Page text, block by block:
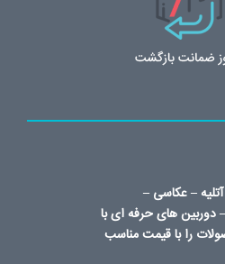
– عکاسی –
دوربین های حرفه ای با
را با قیمت مناسب